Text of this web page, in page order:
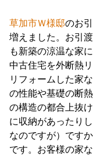
草加市Ｗ様邸のお
増えました。お引
も新築の涼温な家
中古住宅を外断熱
リフォームした家
の性能や基礎の断
の構造の都合上抜
に収納があったり
なのですが）です
です。お客様の家